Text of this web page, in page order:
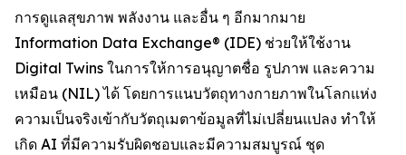
การดูแลสุขภาพ พลังงาน และอื่น ๆ อีกมากมาย
Information Data Exchange® (IDE) ช่วยให้ใช้งาน
Digital Twins ในการให้การอนุญาตชื่อ รูปภาพ และความ
เหมือน (NIL) ได้ โดยการแนบวัตถุทางกายภาพในโลกแห่ง
ความเป็นจริงเข้ากับวัตถุเมตาข้อมูลที่ไม่เปลี่ยนแปลง ทำให้
เกิด AI ที่มีความรับผิดชอบและมีความสมบูรณ์ ชุด